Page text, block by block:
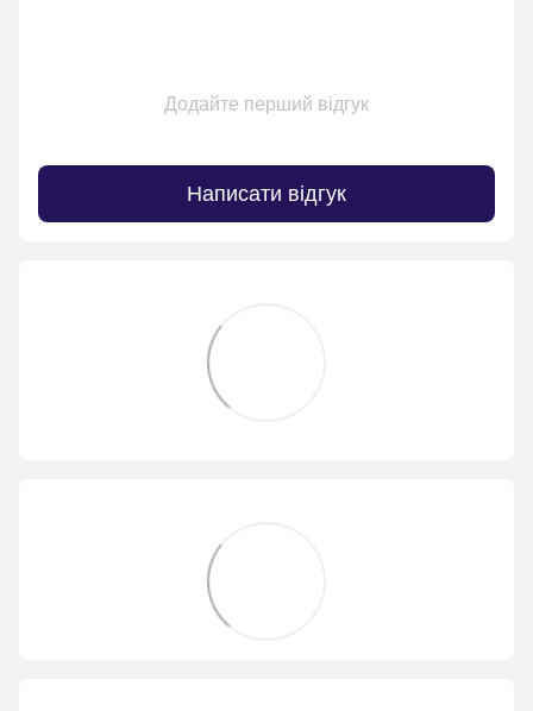
Додайте перший відгук
Написати відгук